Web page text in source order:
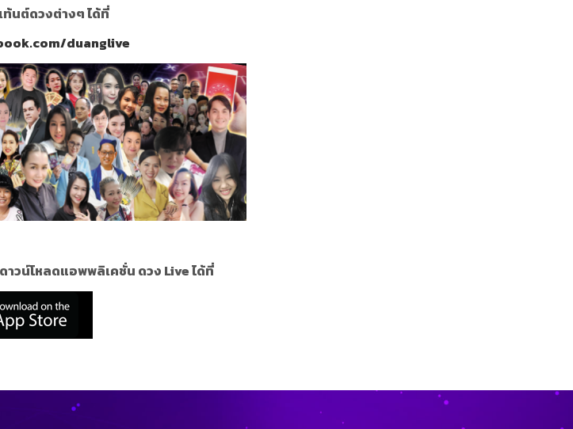
นต์ดวงต่างๆ ได้ที่
duanglive
ดาวน์โหลดแอพพลิเคชั่น ดวง Live ได้ที่